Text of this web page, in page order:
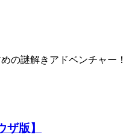
の謎解きアドベンチャー！
版】